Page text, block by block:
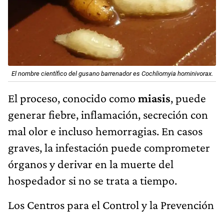
El nombre científico del gusano barrenador es Cochliomyia hominivorax.
El proceso, conocido como miasis, puede
generar fiebre, inflamación, secreción con
mal olor e incluso hemorragias. En casos
graves, la infestación puede comprometer
órganos y derivar en la muerte del
hospedador si no se trata a tiempo.
Los Centros para el Control y la Prevención